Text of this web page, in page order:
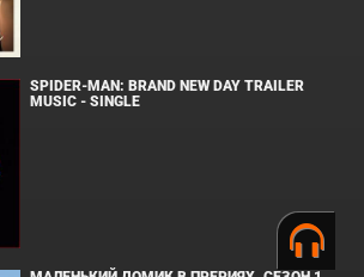
SPIDER-MAN: BRAND NEW DAY TRAILER
MUSIC - SINGLE